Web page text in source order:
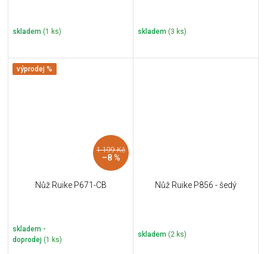
skladem (1 ks) skladem (3 ks)
výprodej %
1 199 Kč
–8 %
Nůž Ruike P671-CB
skladem -
doprodej (1 ks)
Nůž Ruike P856 - šedý
skladem (2 ks)